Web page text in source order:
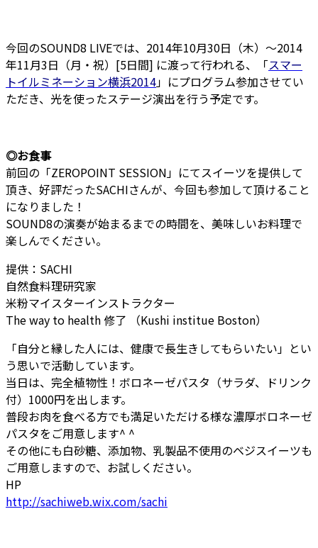
今回のSOUND8 LIVEでは、2014年10月30日（木）〜2014
年11月3日（月・祝）[5日間] に渡って行われる、「スマー
トイルミネーション横浜2014」にプログラム参加させてい
ただき、光を使ったステージ演出を行う予定です。
◎お食事
前回の「ZEROPOINT SESSION」にてスイーツを提供して
頂き、好評だったSACHIさんが、今回も参加して頂けること
になりました！
SOUND8の演奏が始まるまでの時間を、美味しいお料理で
楽しんでください。
提供：SACHI
自然食料理研究家
米粉マイスターインストラクター
The way to health 修了 （Kushi institue Boston）
「自分と縁した人には、健康で長生きしてもらいたい」とい
う思いで活動しています。
当日は、完全植物性！ボロネーゼパスタ（サラダ、ドリンク
付）1000円を出します。
普段お肉を食べる方でも満足いただける様な濃厚ボロネーゼ
パスタをご用意します^ ^
その他にも白砂糖、添加物、乳製品不使用のベジスイーツも
ご用意しますので、お試しください。
HP
http://sachiweb.wix.com/sachi